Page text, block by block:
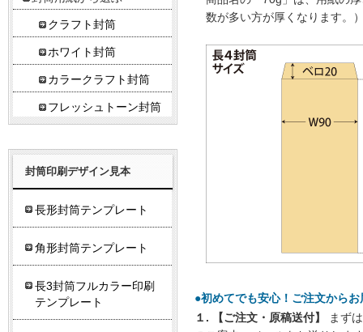
数が多い方が厚くなります。
●初めてでも安心！ご注文から
１. 【ご注文・原稿送付】
まず
クラフト封筒
ホワイト封筒
カラークラフト封筒
フレッシュトーン封筒
封筒印刷デザイン見本
長形封筒テンプレート
角形封筒テンプレート
長3封筒フルカラー印刷
テンプレート